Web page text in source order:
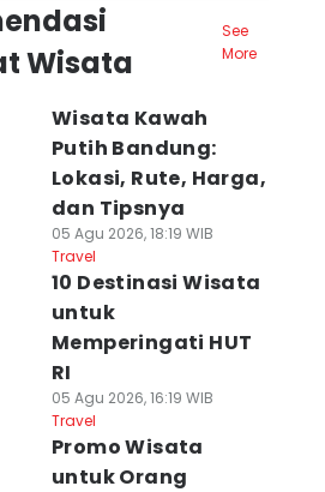
Wisata
See
More
Wisata Kawah
Putih Bandung:
Lokasi, Rute, Harga,
dan Tipsnya
05 Agu 2026, 18:19 WIB
Travel
10 Destinasi Wisata
untuk
Memperingati HUT
RI
05 Agu 2026, 16:19 WIB
Travel
Promo Wisata
untuk Orang